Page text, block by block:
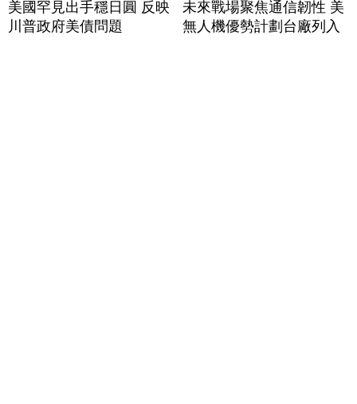
美國罕見出手穩日圓 反映
川普政府美債問題
未來戰場聚焦通信韌性 美
無人機優勢計劃台廠列入